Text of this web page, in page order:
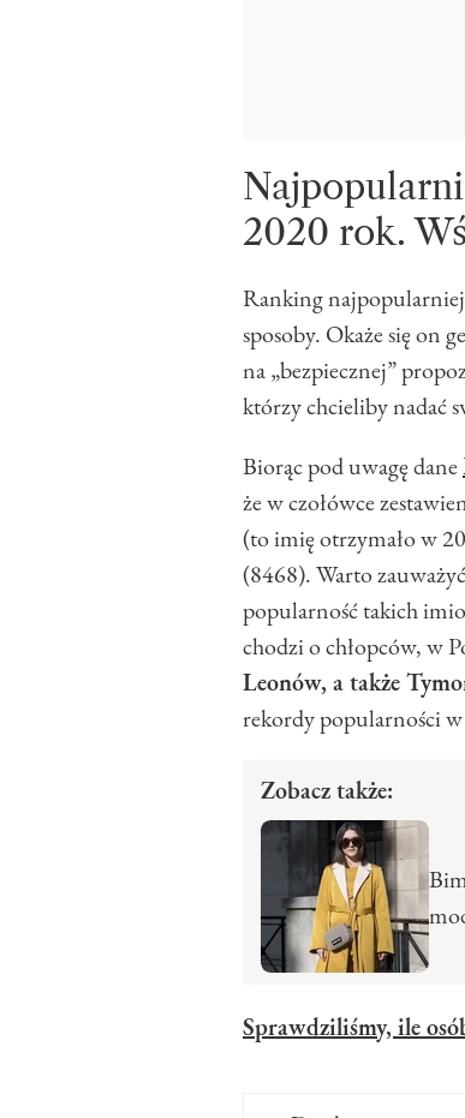
2020 rok.
Ranking
sposoby. Okaże się on
na „bezpiecznej”
którzy chcieliby nadać
Biorąc pod uwagę dane
że w czołówce
(to imię otrzymało w
(8468). Warto
popularność takich
chodzi o chłopców, w
Leonów, a także
rekordy popularności w
Zobacz także:
Sprawdziliśmy, ile